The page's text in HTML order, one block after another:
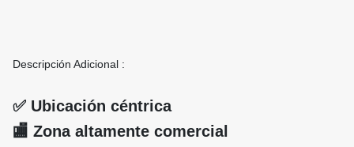
Descripción Adicional :
✅ Ubicación céntrica
🏬 Zona altamente comercial